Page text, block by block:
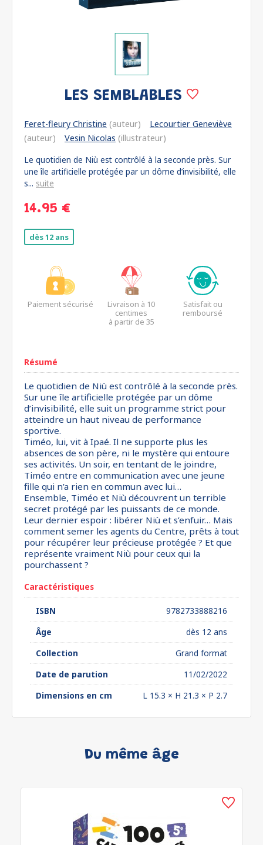
LES SEMBLABLES
Feret-fleury Christine (auteur)
Lecourtier Geneviève
(auteur)
Vesin Nicolas (illustrateur)
Le quotidien de Niù est contrôlé à la seconde près. Sur
une île artificielle protégée par un dôme d’invisibilité, elle
s... suite
14.95 €
dès 12 ans
Paiement sécurisé
Livraison à 10
centimes
à partir de 35
Satisfait ou
remboursé
Résumé
Le quotidien de Niù est contrôlé à la seconde près.
Sur une île artificielle protégée par un dôme
d’invisibilité, elle suit un programme strict pour
atteindre un haut niveau de performance
sportive.
Timéo, lui, vit à Ipaé. Il ne supporte plus les
absences de son père, ni le mystère qui entoure
ses activités. Un soir, en tentant de le joindre,
Timéo entre en communication avec une jeune
fille qui n’a rien en commun avec lui…
Ensemble, Timéo et Niù découvrent un terrible
secret protégé par les puissants de ce monde.
Leur dernier espoir : libérer Niù et s’enfuir… Mais
comment semer les agents du Centre, prêts à tout
pour récupérer leur précieuse protégée ? Et que
représente vraiment Niù pour ceux qui la
pourchassent ?
Caractéristiques
ISBN
9782733888216
Âge
dès 12 ans
Collection
Grand format
Date de parution
11/02/2022
Dimensions en cm
L 15.3 × H 21.3 × P 2.7
Du même âge